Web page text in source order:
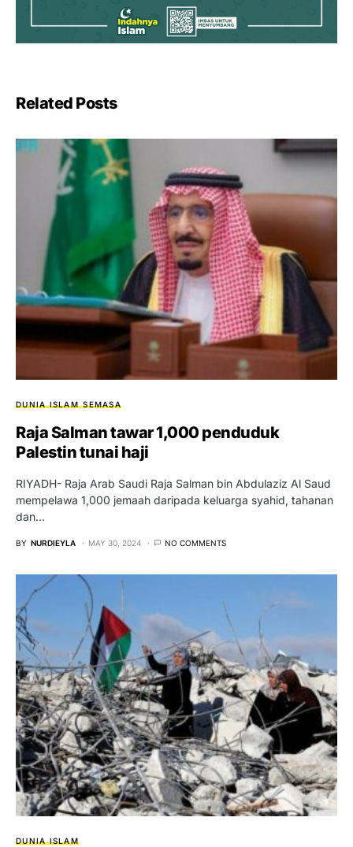
Related Posts
DUNIA ISLAM SEMASA
Raja Salman tawar 1,000 penduduk
Palestin tunai haji
RIYADH- Raja Arab Saudi Raja Salman bin Abdulaziz Al Saud
mempelawa 1,000 jemaah daripada keluarga syahid, tahanan
dan…
BY NURDIEYLA MAY 30, 2024 NO COMMENTS
DUNIA ISLAM